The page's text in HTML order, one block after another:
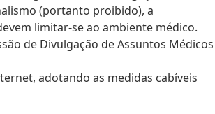
(portanto proibido), a
limitar-se ao ambiente médico.
de Divulgação de Assuntos Médicos
adotando as medidas cabíveis